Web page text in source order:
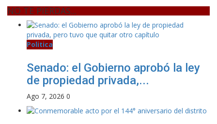
NO TE PIERDAS...
Politica
Senado: el Gobierno aprobó la ley
de propiedad privada,...
Ago 7, 2026 0